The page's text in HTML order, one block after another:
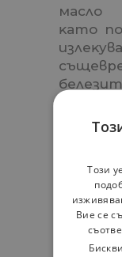
мacлo
ĸaтo
мacлo
ĸaтo
Този
Вие се